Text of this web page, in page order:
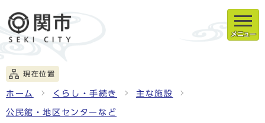
メニュー
現在位置
ホーム くらし・手続き 主な施設
公民館・地区センターなど